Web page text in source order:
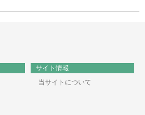
サイト情報
当サイトについて